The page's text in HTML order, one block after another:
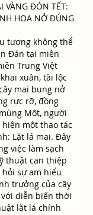
VÀNG ĐÓN TẾT:
HOA NỞ ĐÚNG
tượng không thể
Đán tại miền
Trung Việt
xuân, tài lộc
mai bung nở
rực rỡ, đồng
Một, người
một thao tác
Lặt lá mai. Đây
việc làm sạch
thuật can thiệp
sự am hiểu
trưởng của cây
diễn biến thời
lặt lá chính